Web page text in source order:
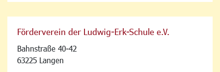
Förderverein der Ludwig-Erk-Schule e.V.
Bahnstraße 40-42
63225 Langen